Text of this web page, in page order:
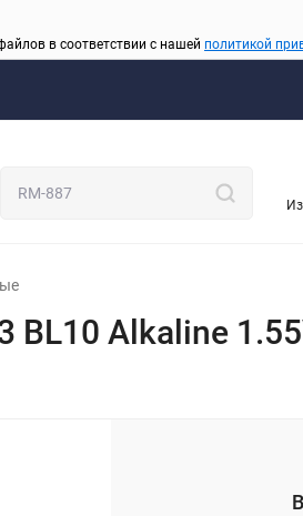
в соответствии с нашей политикой
BL10 Alkaline